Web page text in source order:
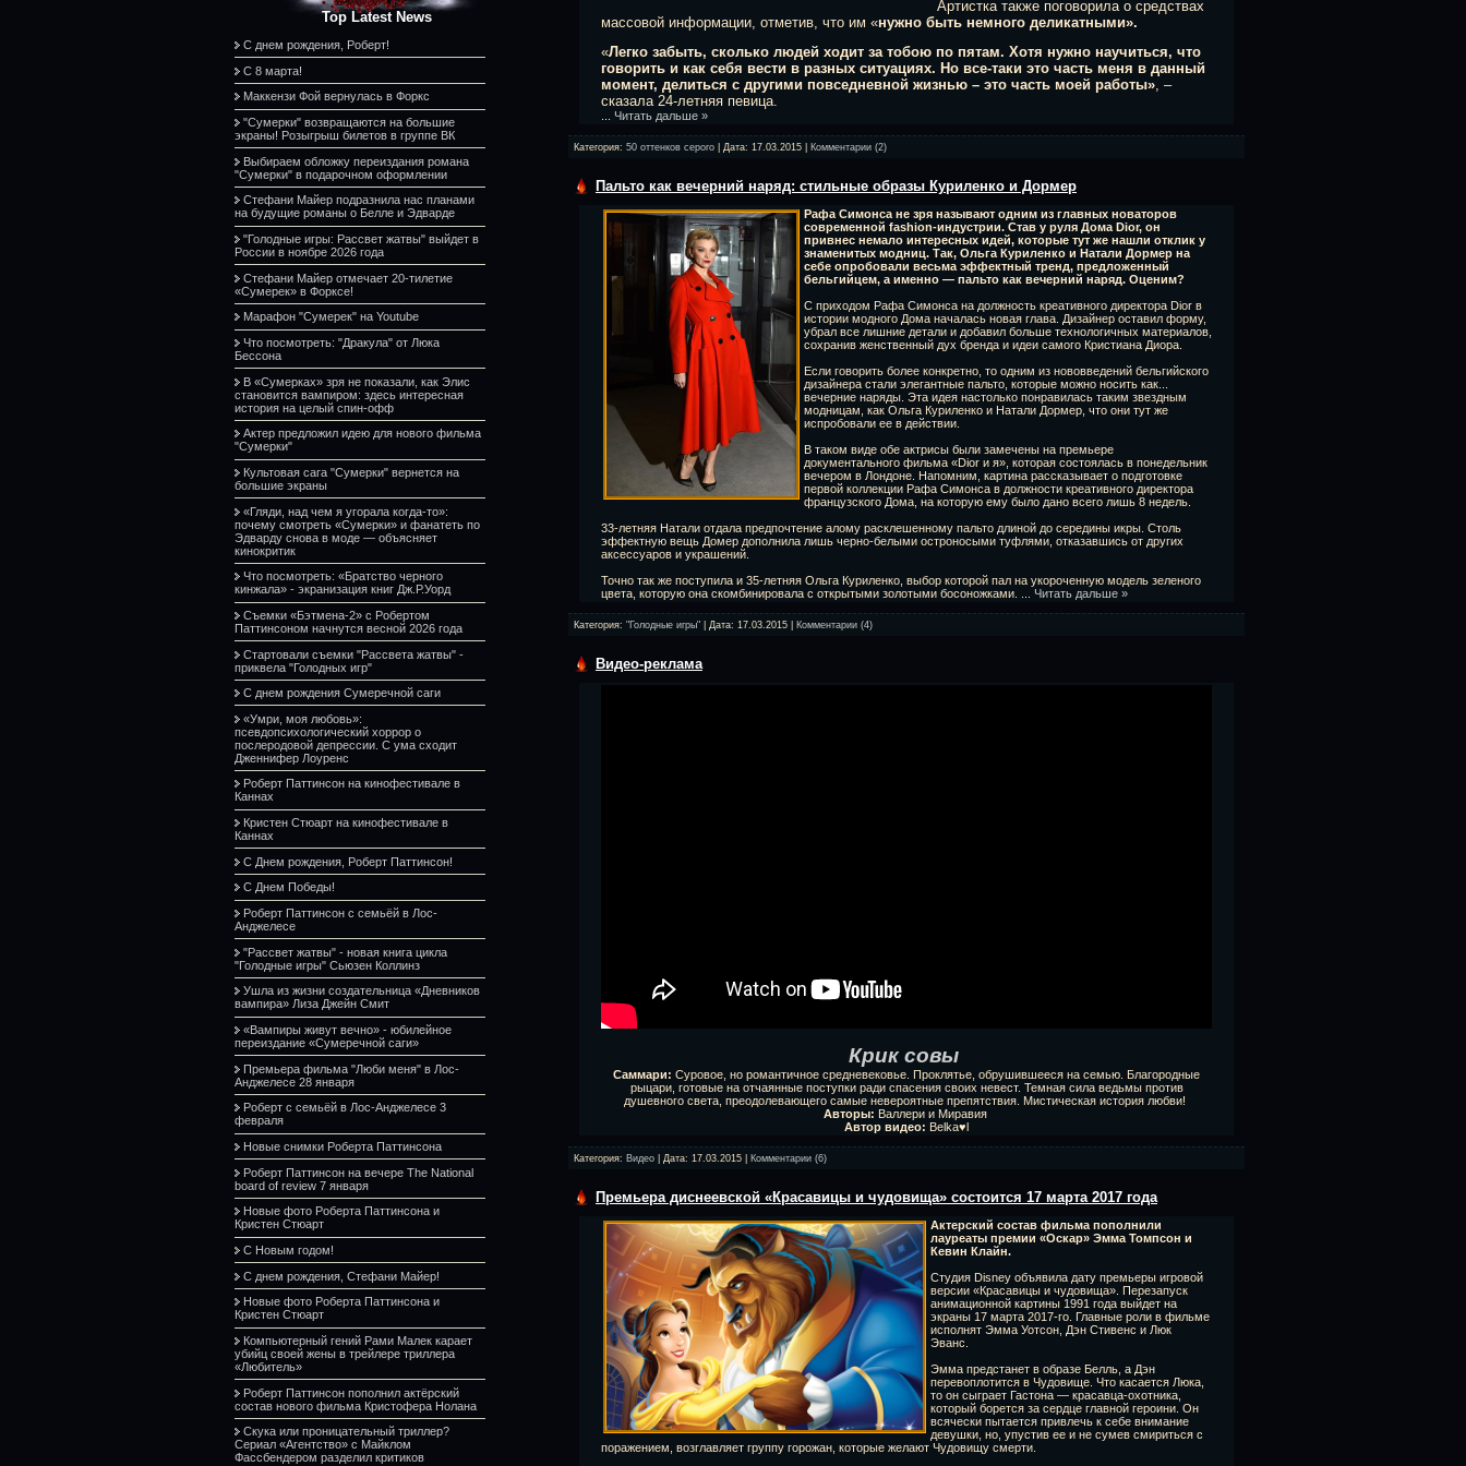
Top Latest News
С днем рождения, Роберт!
С 8 марта!
Маккензи Фой вернулась в Форкс
"Сумерки" возвращаются на большие
экраны! Розыгрыш билетов в группе ВК
Выбираем обложку переиздания романа
"Сумерки" в подарочном оформлении
Стефани Майер подразнила нас планами
на будущие романы о Белле и Эдварде
"Голодные игры: Рассвет жатвы" выйдет в
России в ноябре 2026 года
Стефани Майер отмечает 20-тилетие
«Сумерек» в Форксе!
Марафон "Сумерек" на Youtube
Что посмотреть: "Дракула" от Люка
Бессона
В «Сумерках» зря не показали, как Элис
становится вампиром: здесь интересная
история на целый спин-офф
Актер предложил идею для нового фильма
"Сумерки"
Культовая сага "Сумерки" вернется на
большие экраны
«Гляди, над чем я угорала когда-то»:
почему смотреть «Сумерки» и фанатеть по
Эдварду снова в моде — объясняет
кинокритик
Что посмотреть: «Братство черного
кинжала» - экранизация книг Дж.Р.Уорд
Съемки «Бэтмена-2» с Робертом
Паттинсоном начнутся весной 2026 года
Стартовали съемки "Рассвета жатвы" -
приквела "Голодных игр"
С днем рождения Сумеречной саги
«Умри, моя любовь»:
псевдопсихологический хоррор о
послеродовой депрессии. С ума сходит
Дженнифер Лоуренс
Роберт Паттинсон на кинофестивале в
Каннах
Кристен Стюарт на кинофестивале в
Каннах
С Днем рождения, Роберт Паттинсон!
С Днем Победы!
Роберт Паттинсон с семьёй в Лос-
Анджелесе
"Рассвет жатвы" - новая книга цикла
"Голодные игры" Сьюзен Коллинз
Ушла из жизни создательница «Дневников
вампира» Лиза Джейн Смит
«Вампиры живут вечно» - юбилейное
переиздание «Сумеречной саги»
Премьера фильма "Люби меня" в Лос-
Анджелесе 28 января
Роберт с семьёй в Лос-Анджелесе 3
февраля
Новые снимки Роберта Паттинсона
Роберт Паттинсон на вечере The National
board of review 7 января
Новые фото Роберта Паттинсона и
Кристен Стюарт
С Новым годом!
С днем рождения, Стефани Майер!
Новые фото Роберта Паттинсона и
Кристен Стюарт
Компьютерный гений Рами Малек карает
убийц своей жены в трейлере триллера
«Любитель»
Роберт Паттинсон пополнил актёрский
состав нового фильма Кристофера Нолана
Скука или проницательный триллер?
Сериал «Агентство» с Майклом
Фассбендером разделил критиков
Артистка также поговорила о средствах
массовой информации, отметив, что им «нужно быть немного деликатными».
«Легко забыть, сколько людей ходит за тобою по пятам. Хотя нужно научиться, что
говорить и как себя вести в разных ситуациях. Но все-таки это часть меня в данный
момент, делиться с другими повседневной жизнью – это часть моей работы», –
сказала 24-летняя певица.
Читать дальше »
Категория: 50 оттенков серого | Дата: 17.03.2015 Комментарии (2)
Пальто как вечерний наряд: стильные образы Куриленко и Дормер
Рафа Симонса не зря называют одним из главных новаторов
современной fashion-индустрии. Став у руля Дома Dior, он
привнес немало интересных идей, которые тут же нашли отклик у
знаменитых модниц. Так, Ольга Куриленко и Натали Дормер на
себе опробовали весьма эффектный тренд, предложенный
бельгийцем, а именно — пальто как вечерний наряд. Оценим?
С приходом Рафа Симонса на должность креативного директора Dior в
истории модного Дома началась новая глава. Дизайнер оставил форму,
убрал все лишние детали и добавил больше технологичных материалов,
сохранив женственный дух бренда и идеи самого Кристиана Диора.
Если говорить более конкретно, то одним из нововведений бельгийского
дизайнера стали элегантные пальто, которые можно носить как...
вечерние наряды. Эта идея настолько понравилась таким звездным
модницам, как Ольга Куриленко и Натали Дормер, что они тут же
испробовали ее в действии.
В таком виде обе актрисы были замечены на премьере
документального фильма «Dior и я», которая состоялась в понедельник
вечером в Лондоне. Напомним, картина рассказывает о подготовке
первой коллекции Рафа Симонса в должности креативного директора
французского Дома, на которую ему было дано всего лишь 8 недель.
33-летняя Натали отдала предпочтение алому расклешенному пальто длиной до середины икры. Столь
эффектную вещь Домер дополнила лишь черно-белыми остроносыми туфлями, отказавшись от других
аксессуаров и украшений.
Точно так же поступила и 35-летняя Ольга Куриленко, выбор которой пал на укороченную модель зеленого
цвета, которую она скомбинировала с открытыми золотыми босоножками.
Читать дальше »
Категория: "Голодные игры" | Дата: 17.03.2015 Комментарии (4)
Видео-реклама
Крик совы
Саммари: Суровое, но романтичное средневековье. Проклятье, обрушившееся на семью. Благородные
рыцари, готовые на отчаянные поступки ради спасения своих невест. Темная сила ведьмы против
душевного света, преодолевающего самые невероятные препятствия. Мистическая история любви!
Авторы: Валлери и Миравия
Автор видео: Belka♥l
Категория: Видео | Дата: 17.03.2015 Комментарии (6)
Премьера диснеевской «Красавицы и чудовища» состоится 17 марта 2017 года
Актерский состав фильма пополнили
лауреаты премии «Оскар» Эмма Томпсон и
Кевин Клайн.
Студия Disney объявила дату премьеры игровой
версии «Красавицы и чудовища». Перезапуск
анимационной картины 1991 года выйдет на
экраны 17 марта 2017-го. Главные роли в фильме
исполнят Эмма Уотсон, Дэн Стивенс и Люк
Эванс.
Эмма предстанет в образе Белль, а Дэн
перевоплотится в Чудовище. Что касается Люка,
то он сыграет Гастона — красавца-охотника,
который борется за сердце главной героини. Он
всячески пытается привлечь к себе внимание
девушки, но, упустив ее и не сумев смириться с
поражением, возглавляет группу горожан, которые желают Чудовищу смерти.